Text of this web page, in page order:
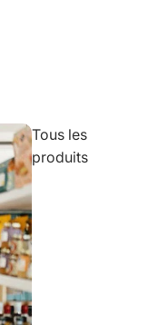
Tous les
produits